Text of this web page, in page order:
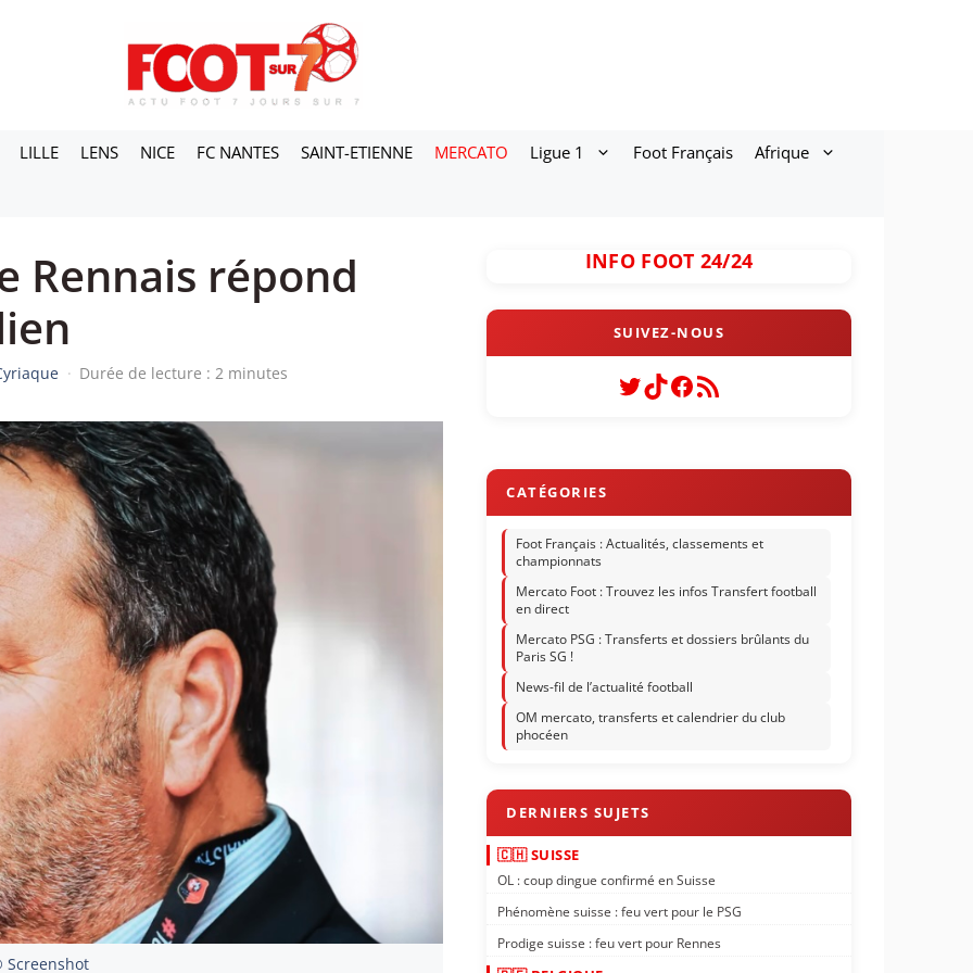
LILLE LENS NICE FC NANTES SAINT-ETIENNE MERCATO Ligue 1 Foot Français Afrique
Rennais répond
· Durée de lecture : 2 minutes
Screenshot
INFO FOOT 24/24
Twitter
TikTok
Facebook
Flux RSS
Foot Français : Actualités, classements et
championnats
Mercato Foot : Trouvez les infos Transfert football
en direct
Mercato PSG : Transferts et dossiers brûlants du
Paris SG !
News-fil de l’actualité football
OM mercato, transferts et calendrier du club
phocéen
🇨🇭 SUISSE
OL : coup dingue confirmé en Suisse
Phénomène suisse : feu vert pour le PSG
Prodige suisse : feu vert pour Rennes